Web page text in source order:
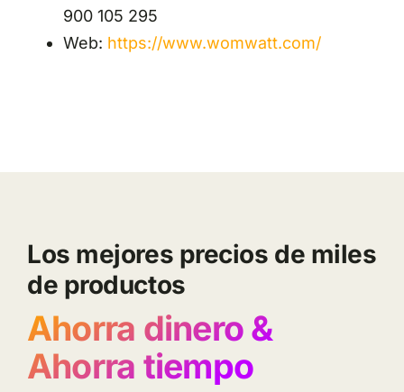
900 105 295
Web: https://www.womwatt.com/
Los mejores precios de miles
de productos
Ahorra dinero &
Ahorra tiempo